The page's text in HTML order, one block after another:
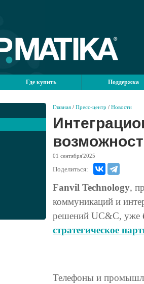
Где купить Поддержка
Главная / Пресс-центр / Новости
01 сентября'2025
Поделиться:
Fanvil Technology,
коммуникаций и
решений UC&C, уже
стратегическое
Телефоны и